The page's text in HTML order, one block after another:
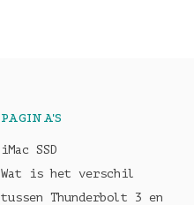
PAGINA'S
iMac SSD
Wat is het verschil
tussen Thunderbolt 3 en